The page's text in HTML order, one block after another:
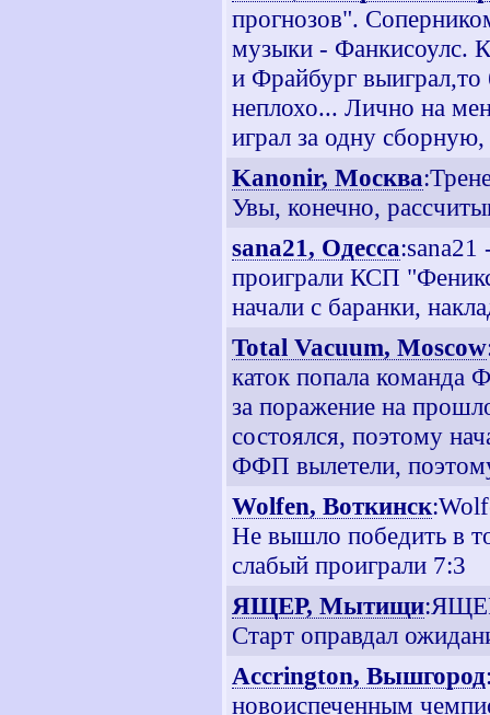
прогнозов".
музыки - Фанкисоулс.
и Фрайбург
неплохо... Лично на
играл за одну
Kanonir, Москва
Увы, конечно,
sana21, Одесса
проиграли КСП
начали с баранки,
Total Vacuum, Moscow
каток попала команда
за поражение на
состоялся, поэтому
ФФП вылетели,
Wolfen, Воткинск
Не вышло победить в
слабый проиграли 7:3
ЯЩЕР, Мытищи
Старт оправдал
Accrington, Вышгород
новоиспеченным